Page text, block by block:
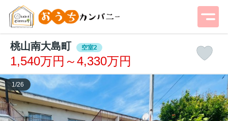
桃山南大島町 空室2
1,540万円～4,330万円
1 /26